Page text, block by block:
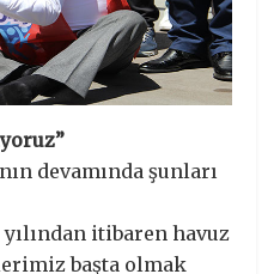
devamında şunları
itibaren havuz
başta olmak